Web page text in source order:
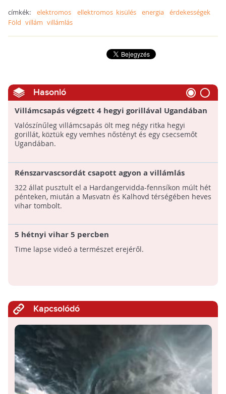
címkék:elektromos ellektromos kisülés energia
érdekességek
Föld villám villámlás
Hasonló
Villámcsapás végzett 4 hegyi gorillával Ugandában
Valószínűleg villámcsapás ölt meg négy ritka hegyi
gorillát, köztük egy vemhes nőstényt és egy csecsemőt
Ugandában.
Rénszarvascsordát csapott agyon a villámlás
Norvégiában
322 állat pusztult el a Hardangervidda-fennsíkon múlt hét
pénteken, miután a Møsvatn és Kalhovd térségében heves
vihar tombolt.
5 hétnyi vihar 5 percben
Time lapse videó a természet erejéről.
Kapcsolódó